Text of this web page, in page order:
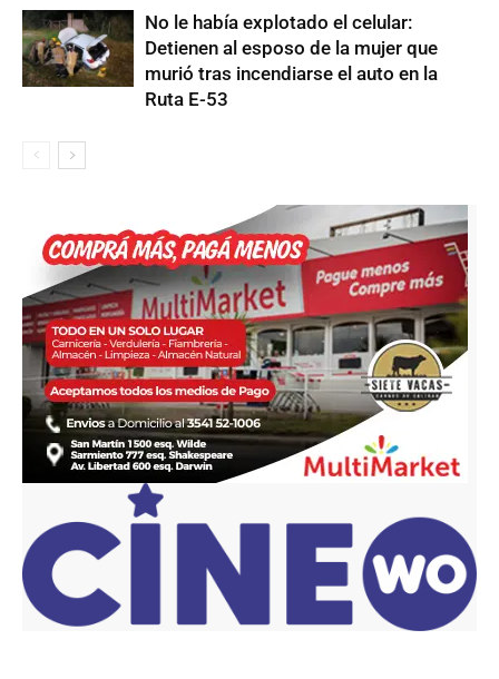
No le había explotado el celular:
Detienen al esposo de la mujer que
murió tras incendiarse el auto en la
Ruta E-53